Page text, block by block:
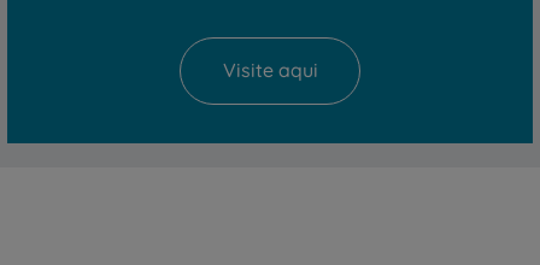
Visite aqui